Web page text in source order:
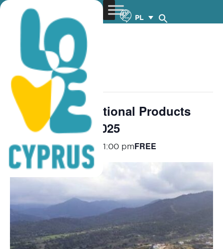
PL
« Wszystkie Wydarzenia
wydarzenie już minęło.
1st Olives&Traditional Products
Festival – 27.9.2025
September 27, 2025 @ 1:00 pmFREE